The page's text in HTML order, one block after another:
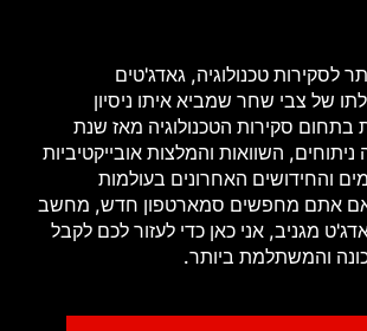
לסקירות טכנולוגיה, גאדג'טים
של צבי שחר שמביא איתו ניסיון
בתחום סקירות הטכנולוגיה מאז שנת
פה ניתוחים, השוואות והמלצות אובייקטיביות
והחידושים האחרונים בעולמות
אם אתם מחפשים סמארטפון חדש, מחשב
מגניב, אני כאן כדי לעזור לכם לקבל
והמשתלמת ביותר.